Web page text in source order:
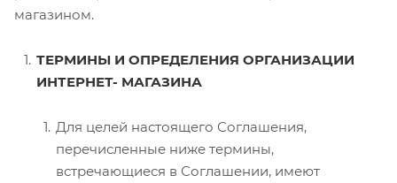
магазином.
ТЕРМИНЫ И ОПРЕДЕЛЕНИЯ ОРГАНИЗАЦИИ
ИНТЕРНЕТ- МАГАЗИНА
Для целей настоящего Соглашения,
перечисленные ниже термины,
встречающиеся в Соглашении, имеют